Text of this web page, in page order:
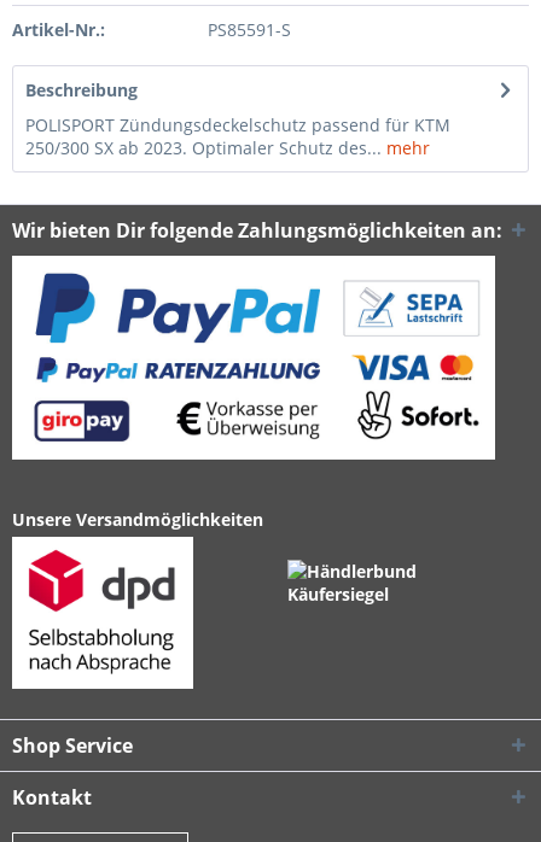
Artikel-Nr.: PS85591-S
Beschreibung
POLISPORT Zündungsdeckelschutz passend für KTM
250/300 SX ab 2023. Optimaler Schutz des... mehr
Wir bieten Dir folgende Zahlungsmöglichkeiten an:
Unsere Versandmöglichkeiten
Shop Service
Kontakt